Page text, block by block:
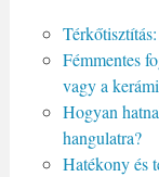
Fémmentes
vagy a
Hogyan
hangulatra?
Hatékony és